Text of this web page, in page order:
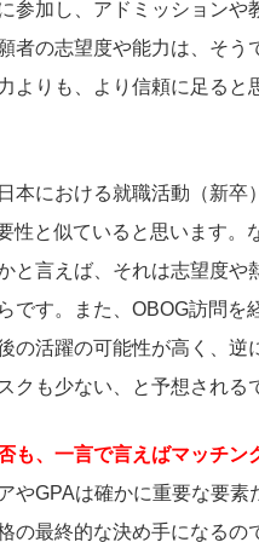
参加し、アドミッションや
者の志望度や能力は、そう
よりも、より信頼に足ると
本における就職活動（新卒
性と似ていると思います。
と言えば、それは志望度や
です。また、OBOG訪問を
の活躍の可能性が高く、逆
クも少ない、と予想される
も、一言で言えばマッチン
やGPAは確かに重要な要素
の最終的な決め手になるの